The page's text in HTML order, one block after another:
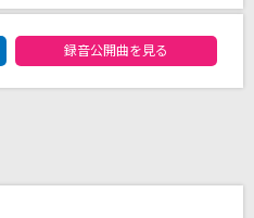
エントリーランキング
録音公開曲を見る